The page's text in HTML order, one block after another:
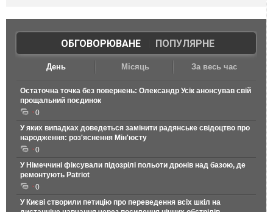
ОБГОВОРЮВАНЕ| ПОПУЛЯРНЕ
День Місяць За весь час
Остаточна точка без повернень: Олександр Усік анонсував свій
прощальний поєдинок
0
У яких випадках доведеться замінити радянське свідоцтво про
народження: роз'яснення Мін'юсту
0
У Німеччині фіксували підозрілі польоти дронів над базою, де
ремонтують Patriot
0
У Києві створили петицію про переведення всіх шкіл на